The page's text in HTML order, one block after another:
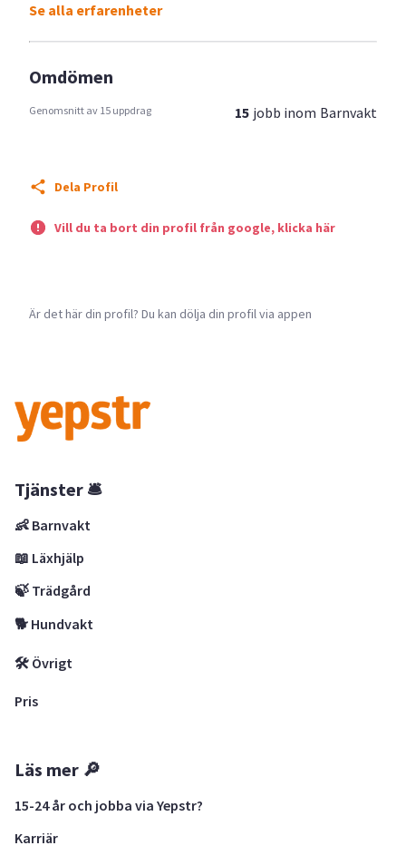
Se alla erfarenheter
Omdömen
Genomsnitt av 15 uppdrag 15 jobb inom Barnvakt
Dela Profil
Vill du ta bort din profil från google, klicka här
Är det här din profil? Du kan dölja din profil via appen
Tjänster 🛎
👶 Barnvakt
📖 Läxhjälp
🍃 Trädgård
🐕 Hundvakt
🛠 Övrigt
Pris
Läs mer 🔎
15-24 år och jobba via Yepstr?
Karriär